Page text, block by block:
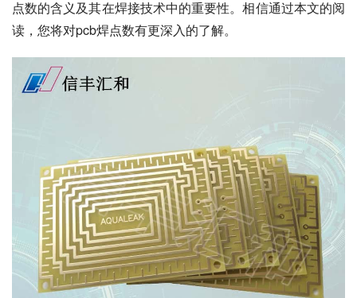
点数的含义及其在焊接技术中的重要性。相信通过本文的阅
读，您将对pcb焊点数有更深入的了解。